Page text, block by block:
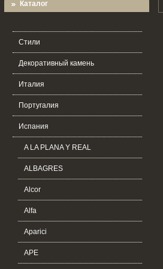
Каталог
Стили
Декоративный камень
Италия
Португалия
Испания
A LA PLANA Y REAL
ALBAGRES
Alcor
Alfa
Aparici
APE